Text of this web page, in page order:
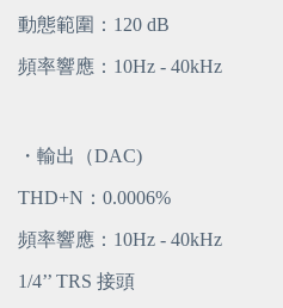
動態範圍：120 dB
頻率響應：10Hz - 40kHz
・輸出（DAC)
THD+N：0.0006%
頻率響應：10Hz - 40kHz
1/4’’ TRS 接頭